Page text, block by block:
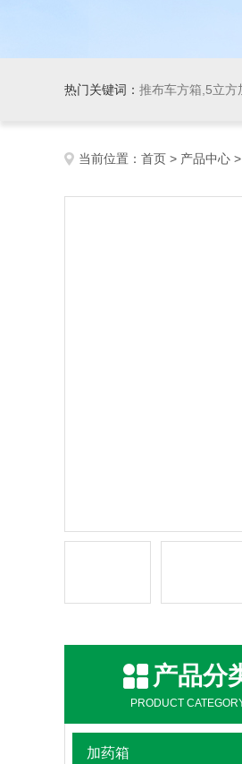
热门关键词： 推布车方箱,5立方
当前位置： 首页 > 产品中心 >
产品分
PRODUCT
加药箱